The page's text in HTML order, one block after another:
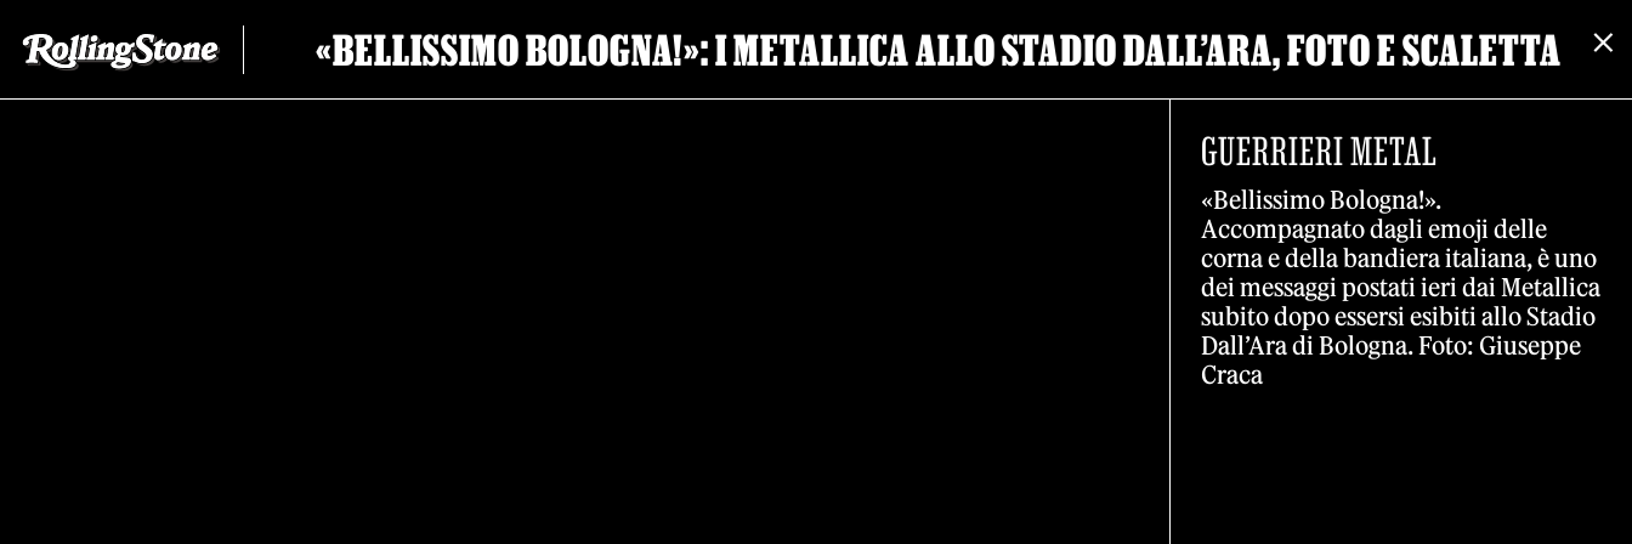
«BELLISSIMO BOLOGNA!»: I METALLICA ALLO STADIO DALL’ARA, FOTO E SCALETTA
GUERRIERI METAL
«Bellissimo Bologna!».
Accompagnato dagli emoji delle
corna e della bandiera italiana, è uno
dei messaggi postati ieri dai Metallica
subito dopo essersi esibiti allo Stadio
Dall’Ara di Bologna. Foto: Giuseppe
Craca